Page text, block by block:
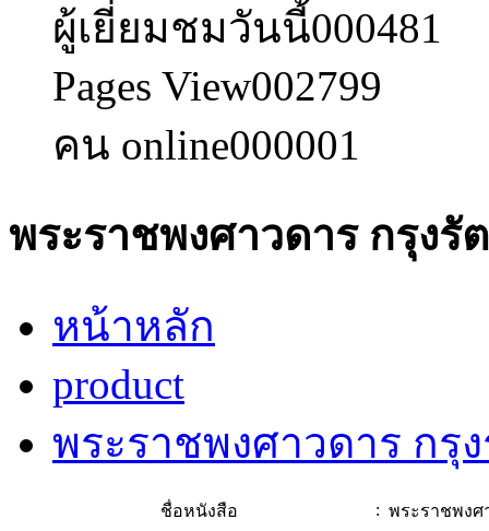
ผู้เยี่ยมชมวันนี้000481
Pages View002799
คน online000001
พระราชพงศาวดาร กรุง
หน้าหลัก
product
พระราชพงศาวดาร ก
ชื่อหนังสือ : พระราชพงศ